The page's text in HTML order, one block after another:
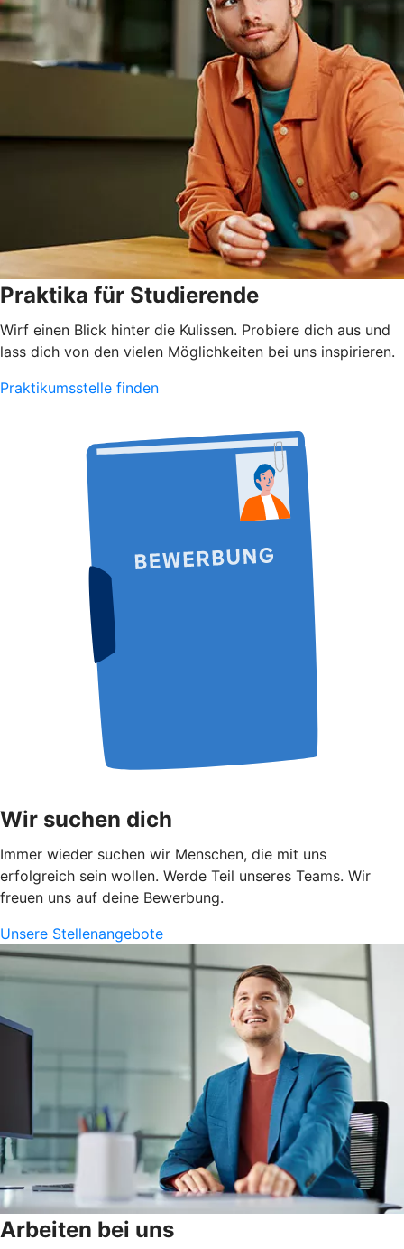
Praktika für Studierende
Wirf einen Blick hinter die Kulissen. Probiere dich aus und
lass dich von den vielen Möglichkeiten bei uns inspirieren.
Praktikumsstelle finden
Wir suchen dich
Immer wieder suchen wir Menschen, die mit uns
erfolgreich sein wollen. Werde Teil unseres Teams. Wir
freuen uns auf deine Bewerbung.
Unsere Stellenangebote
Arbeiten bei uns